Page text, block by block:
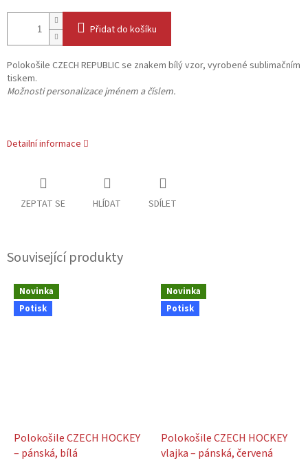
Přidat do košíku
Polokošile CZECH REPUBLIC se znakem bílý vzor, vyrobené sublimačním
tiskem.
Možnosti personalizace jménem a číslem.
Detailní informace
ZEPTAT SE HLÍDAT SDÍLET
Související produkty
Novinka
Potisk
Polokošile CZECH HOCKEY
– pánská, bílá
Novinka
Potisk
Polokošile CZECH HOCKEY
vlajka – pánská, červená